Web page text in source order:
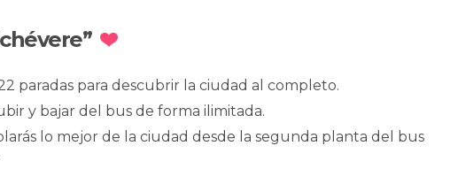
paradas para descubrir la ciudad al completo.
y bajar del bus de forma ilimitada.
lo mejor de la ciudad desde la segunda planta del bus